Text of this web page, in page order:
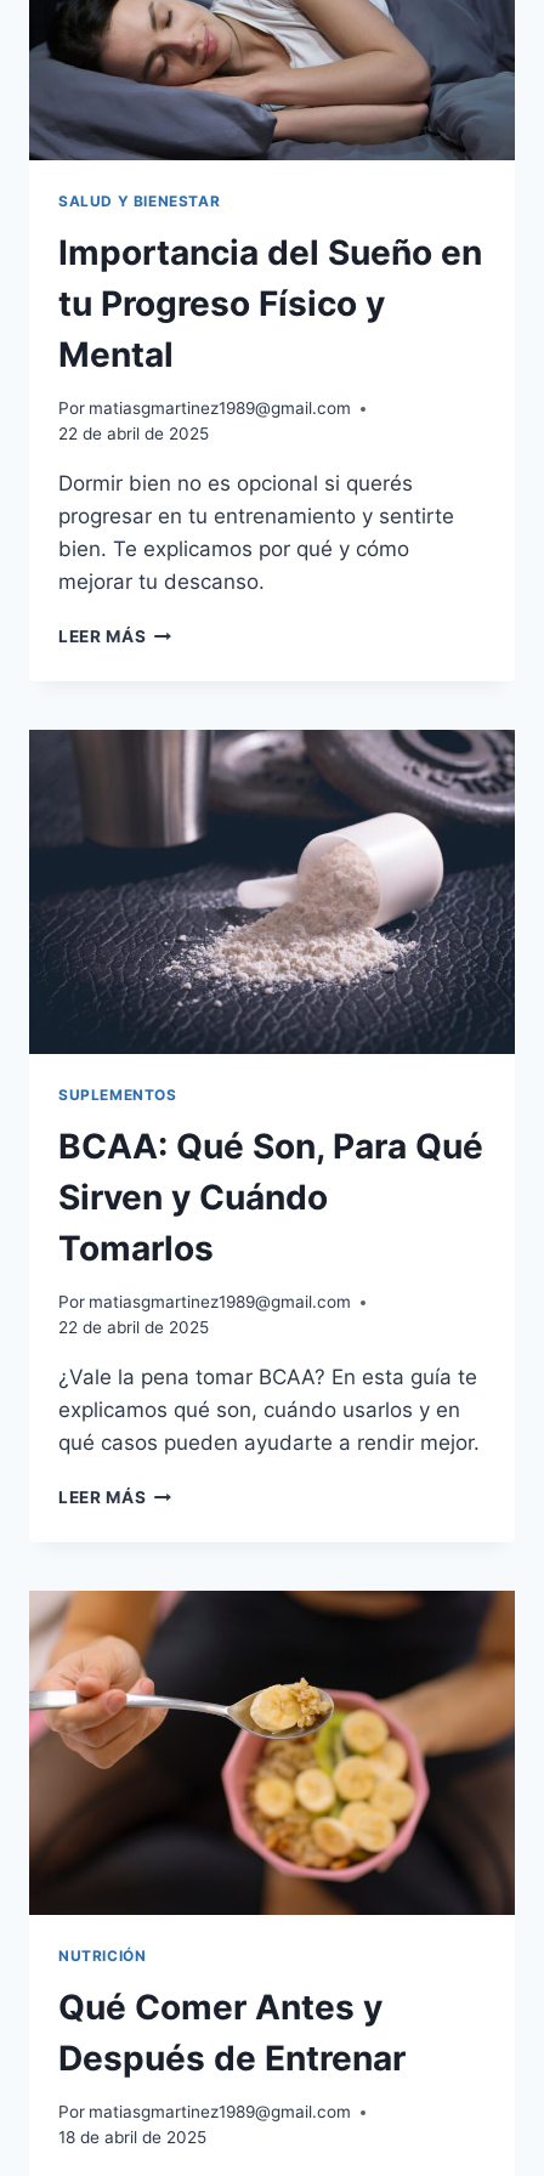
SALUD Y BIENESTAR
Importancia del Sueño en
tu Progreso Físico y
Mental
Por matiasgmartinez1989@gmail.com
22 de abril de 2025
Dormir bien no es opcional si querés
progresar en tu entrenamiento y sentirte
bien. Te explicamos por qué y cómo
mejorar tu descanso.
LEER MÁS IMPORTANCIA
TU
PROGRESO
MENTAL
SUPLEMENTOS
BCAA: Qué Son, Para Qué
Sirven y Cuándo
Tomarlos
Por matiasgmartinez1989@gmail.com
22 de abril de 2025
¿Vale la pena tomar BCAA? En esta guía te
explicamos qué son, cuándo usarlos y en
qué casos pueden ayudarte a rendir mejor.
LEER MÁS BCAA:
QUÉ
SIRVEN
Y
CUÁNDO
TOMARLOS
NUTRICIÓN
Qué Comer Antes y
Después de Entrenar
Por matiasgmartinez1989@gmail.com
18 de abril de 2025